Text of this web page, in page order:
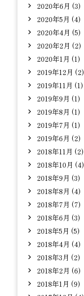
2020年6月 (3)
2020年5月 (4)
2020年4月 (5)
2020年2月 (2)
2020年1月 (1)
2019年12月 (2)
2019年11月 (1)
2019年9月 (1)
2019年8月 (1)
2019年7月 (1)
2019年6月 (2)
2018年11月 (2)
2018年10月 (4)
2018年9月 (3)
2018年8月 (4)
2018年7月 (7)
2018年6月 (3)
2018年5月 (5)
2018年4月 (4)
2018年3月 (2)
2018年2月 (6)
2018年1月 (9)